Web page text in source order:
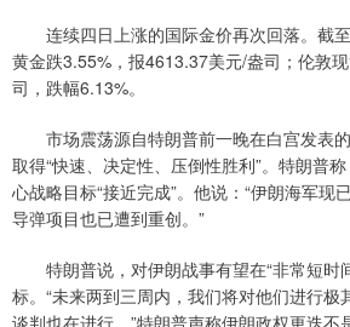
连续四日上涨的国际金价再次回落。截
黄金跌3.55%，报4613.37美元/盎司；伦敦
司，跌幅6.13%。
市场震荡源自特朗普前一晚在白宫发表
取得“快速、决定性、压倒性胜利”。特朗普
心战略目标“接近完成”。他说：“伊朗海军现
导弹项目也已遭到重创。”
特朗普说，对伊朗战事有望在“非常短时
标。“未来两到三周内，我们将对他们进行
谈判也在进行。”特朗普声称伊朗政权更迭不